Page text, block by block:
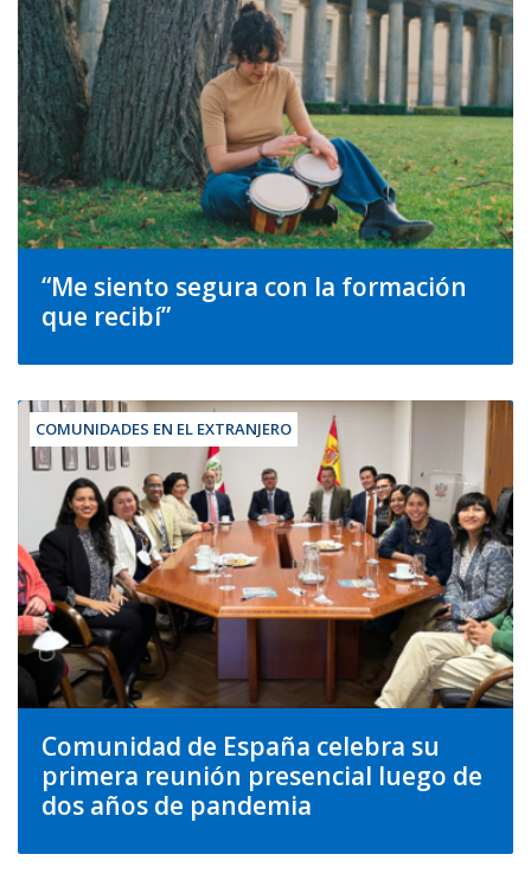
“Me siento segura con la formación
que recibí”
COMUNIDADES EN EL EXTRANJERO
Comunidad de España celebra su
primera reunión presencial luego de
dos años de pandemia